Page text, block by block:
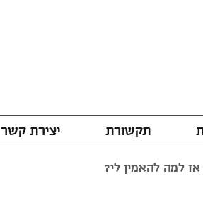
תקשורת יצירת קשר
למה להאמין לי?